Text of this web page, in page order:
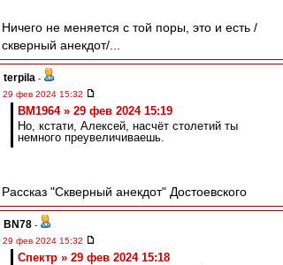
Ничего не меняется с той поры, это и есть /
скверный анекдот/...
terpila -
29 фев 2024 15:32
BM1964 » 29 фев 2024 15:19
Но, кстати, Алексей, насчёт столетий ты
немного преувеличиваешь.
Рассказ "Скверный анекдот" Достоевского
BN78 -
29 фев 2024 15:32
Спектр » 29 фев 2024 15:18